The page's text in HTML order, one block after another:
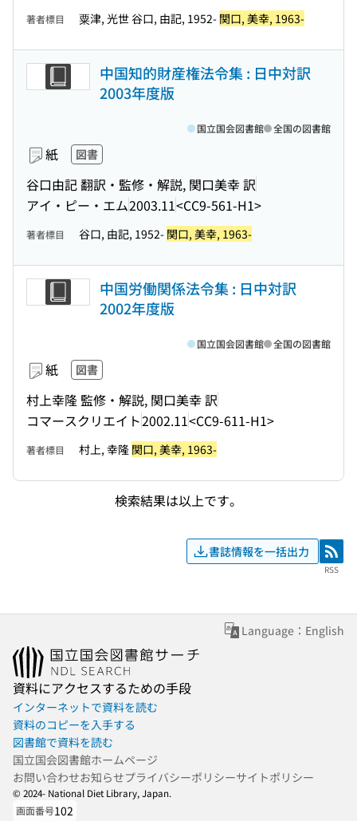
著者標目 粟津, 光世 谷口, 由記, 1952- 関口, 美幸, 1963-
中国知的財産権法令集 : 日中対訳
2003年度版
紙 図書
谷口由記 翻訳・監修・解説, 関口美幸 訳
アイ・ピー・エム2003.11<CC9-561-H1>
国立国会図書館 全国の図書館
著者標目 谷口, 由記, 1952- 関口, 美幸, 1963-
中国労働関係法令集 : 日中対訳
2002年度版
紙 図書
村上幸隆 監修・解説, 関口美幸 訳
コマースクリエイト2002.11<CC9-611-H1>
国立国会図書館 全国の図書館
著者標目 村上, 幸隆 関口, 美幸, 1963-
検索結果は以上です。
書誌情報を一括出力 RSS
RSS
Language：English
資料にアクセスするための手段
インターネットで資料を読む
資料のコピーを入手する
図書館で資料を読む
国立国会図書館ホームページ
お問い合わせお知らせプライバシーポリシーサイトポリシー
© 2024- National Diet Library, Japan.
画面番号102